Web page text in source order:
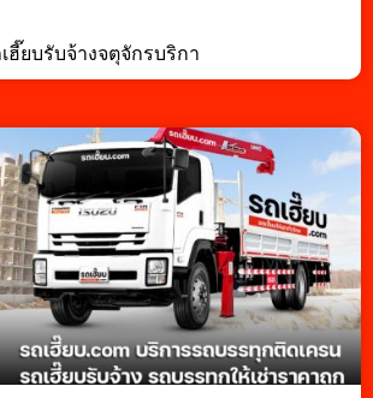
ฮี๊ยบรับจ้างจตุจักรบริกา